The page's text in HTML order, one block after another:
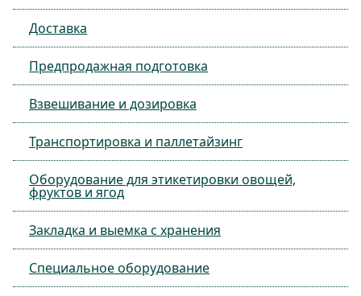
Доставка
Предпродажная подготовка
Взвешивание и дозировка
Транспортировка и паллетайзинг
Оборудование для этикетировки овощей,
фруктов и ягод
Закладка и выемка с хранения
Специальное оборудование